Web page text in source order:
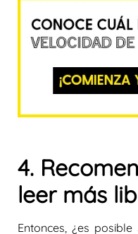
4.
leer más
Entonces, ¿es